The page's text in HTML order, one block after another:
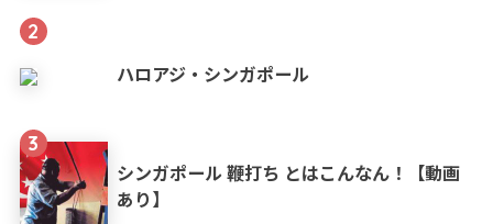
2
ハロアジ・シンガポール
3
シンガポール 鞭打ち とはこんなん！【動画
あり】